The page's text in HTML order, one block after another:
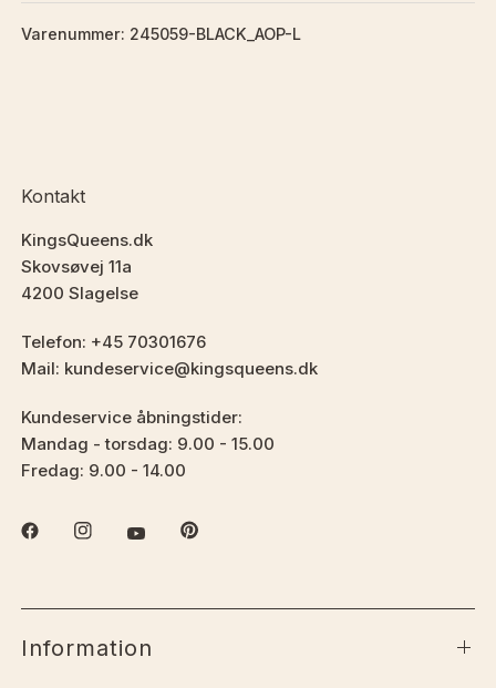
Varenummer: 245059-BLACK_AOP-L
Kontakt
KingsQueens.dk
Skovsøvej 11a
4200 Slagelse
Telefon: +45 70301676
Mail: kundeservice@kingsqueens.dk
Kundeservice åbningstider:
Mandag - torsdag: 9.00 - 15.00
Fredag: 9.00 - 14.00
Information